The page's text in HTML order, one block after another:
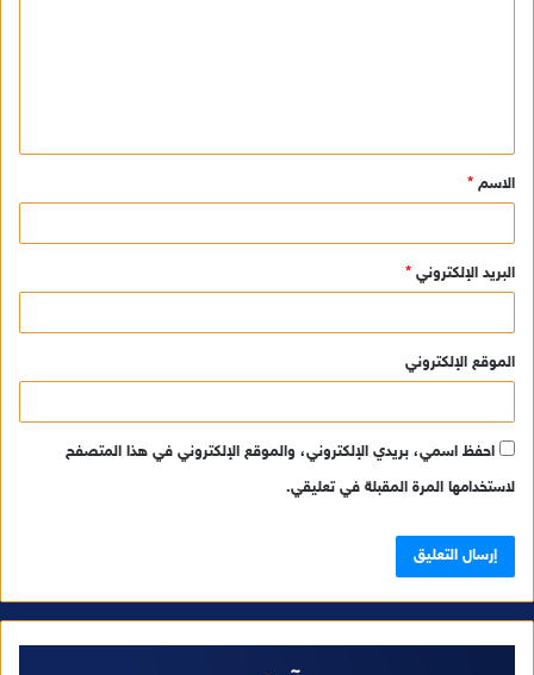
ق
*
الاسم *
البريد الإلكتروني *
الموقع الإلكتروني
احفظ اسمي، بريدي الإلكتروني، والموقع الإلكتروني في هذا المتصفح
لاستخدامها المرة المقبلة في تعليقي.